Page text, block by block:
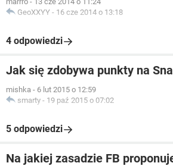
GeoXXYY - 16 cze 2014 o 13:18
4 odpowiedzi
Jak się zdobywa punkty na
mishka - 6 lut 2015 o 12:59
smarty - 19 paź 2015 o 07:02
5 odpowiedzi
Na jakiej zasadzie FB